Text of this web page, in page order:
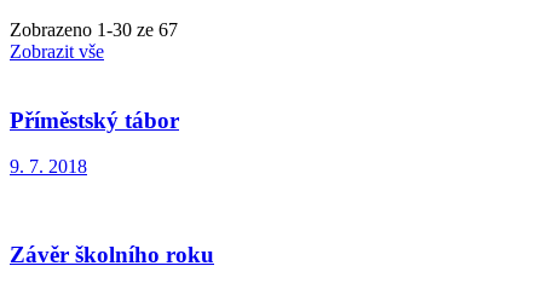
Zobrazeno 1-30 ze 67
Zobrazit vše
Příměstský tábor
9. 7. 2018
Závěr školního roku